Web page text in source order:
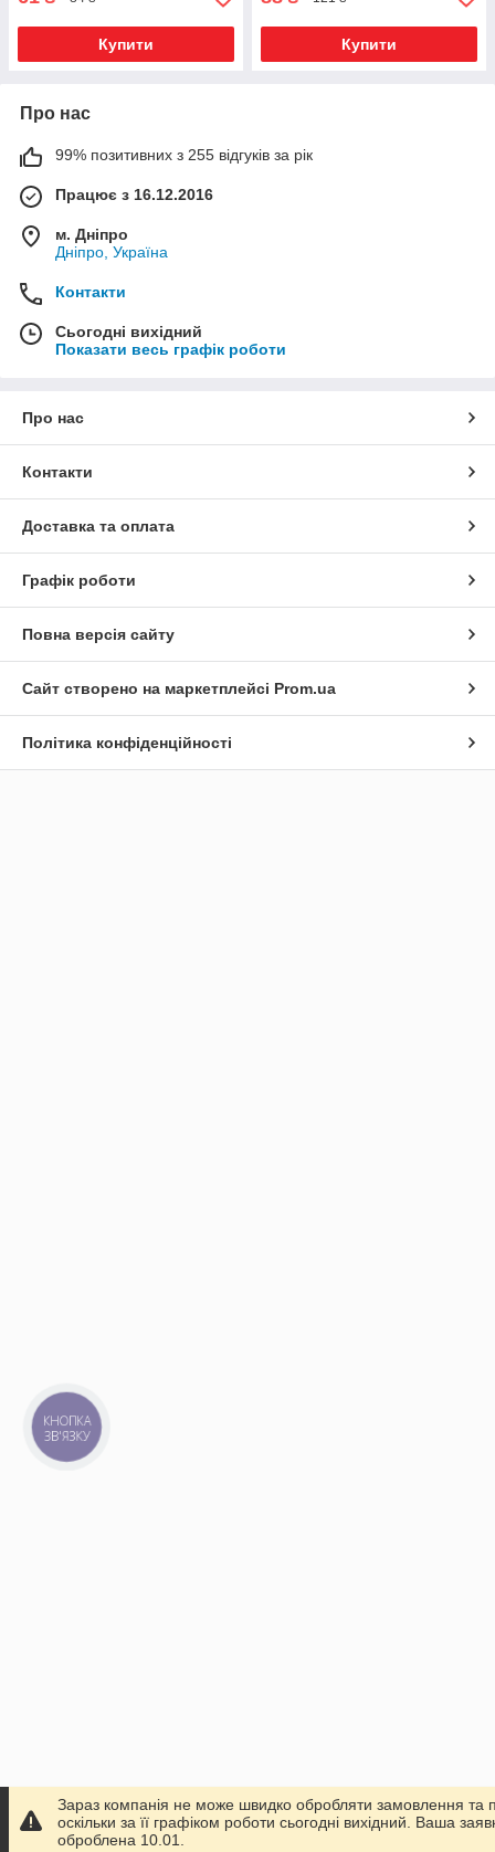
Купити Купити
Про нас
99% позитивних з 255 відгуків за рік
Працює з 16.12.2016
м. Дніпро
Дніпро, Україна
Контакти
Сьогодні вихідний
Показати весь графік роботи
Про нас
Контакти
Доставка та оплата
Графік роботи
Повна версія сайту
Сайт створено на маркетплейсі Prom.ua
Політика конфіденційності
Зараз компанія не може швидко обробляти замовлення та
оскільки за її графіком роботи сьогодні вихідний. Ваша
оброблена 10.01.
КНОПКА
ЗВ'ЯЗКУ